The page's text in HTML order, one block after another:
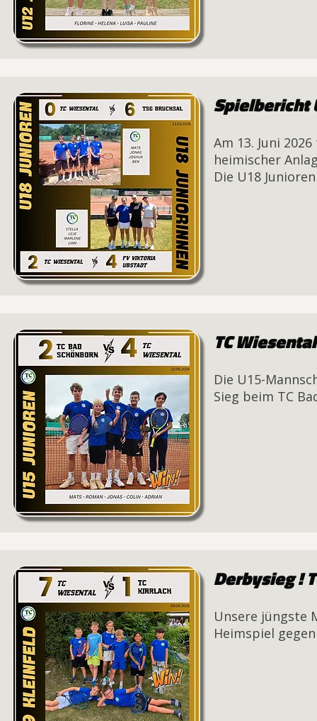
Spielbericht
Am 13. Juni
heimischer
Die U18
TC
Die U15-
Sieg beim TC
Derbysieg !
Unsere jüngste
Heimspiel